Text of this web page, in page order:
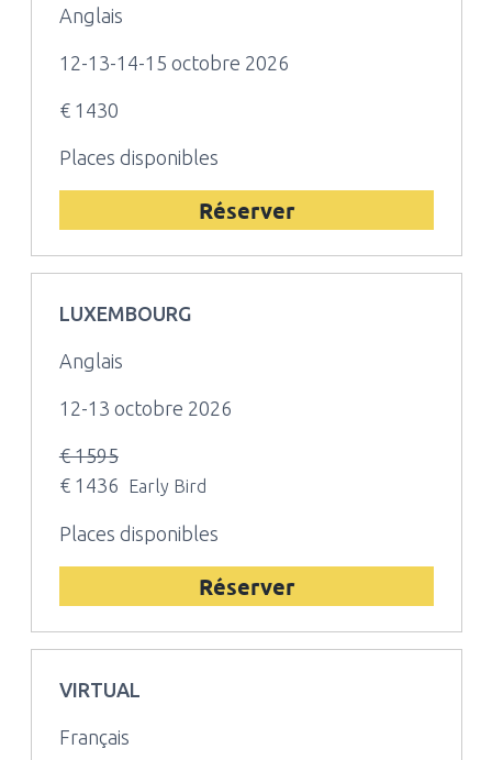
Anglais
12-13-14-15 octobre 2026
€ 1430
Places disponibles
Réserver
LUXEMBOURG
Anglais
12-13 octobre 2026
€ 1595
€ 1436
Early Bird
Places disponibles
Réserver
VIRTUAL
Français